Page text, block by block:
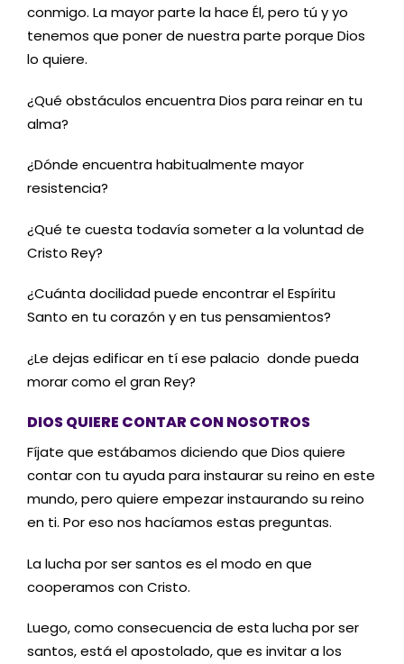
conmigo. La mayor parte la hace Él, pero tú y yo
tenemos que poner de nuestra parte porque Dios
lo quiere.
¿Qué obstáculos encuentra Dios para reinar en tu
alma?
¿Dónde encuentra habitualmente mayor
resistencia?
¿Qué te cuesta todavía someter a la voluntad de
Cristo Rey?
¿Cuánta docilidad puede encontrar el Espíritu
Santo en tu corazón y en tus pensamientos?
¿Le dejas edificar en tí ese palacio donde pueda
morar como el gran Rey?
DIOS QUIERE CONTAR CON NOSOTROS
Fíjate que estábamos diciendo que Dios quiere
contar con tu ayuda para instaurar su reino en este
mundo, pero quiere empezar instaurando su reino
en ti. Por eso nos hacíamos estas preguntas.
La lucha por ser santos es el modo en que
cooperamos con Cristo.
Luego, como consecuencia de esta lucha por ser
santos, está el apostolado, que es invitar a los